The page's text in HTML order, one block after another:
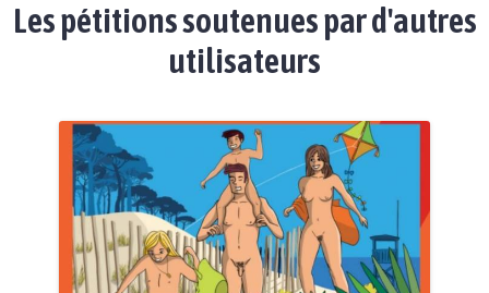
Les pétitions soutenues par d'autres
utilisateurs